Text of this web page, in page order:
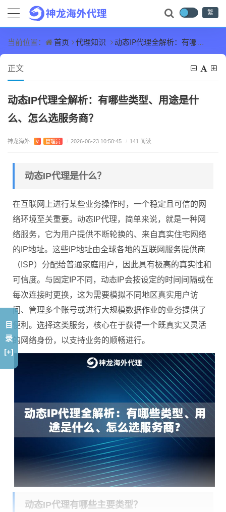
繁
当前位置： 首页 代理知识 动态IP代理全解析：有哪些类型、用途是什么、怎么选服务商？
正文
动态IP代理全解析：有哪些类型、用途是什
么、怎么选服务商？
神龙海外 V 管理员 / 2026-06-23 10:50:45 / 141 阅读
动态IP代理是什么？
在互联网上进行某些业务操作时，一个稳定且可信的网
络环境至关重要。动态IP代理，简单来说，就是一种网
络服务，它为用户提供不断轮换的、来自真实住宅网络
的IP地址。这些IP地址由全球各地的互联网服务提供商
（ISP）分配给普通家庭用户，因此具有极高的真实性和
可信度。与固定IP不同，动态IP会按设定的时间间隔或在
每次连接时更换，这为需要模拟不同地区真实用户访
问、管理多个账号或进行大规模数据作业的业务提供了
便利。选择这类服务，核心在于获得一个既真实又灵活
的网络身份，以支持业务的顺畅进行。
动态IP代理有哪些主要类型？
目
录
[+]